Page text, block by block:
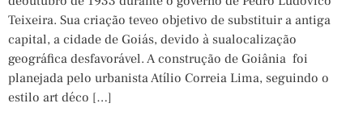
Teixeira. Sua criação teveo objetivo de substituir a antiga
capital, a cidade de Goiás, devido à sualocalização
geográfica desfavorável. A construção de Goiânia foi
planejada pelo urbanista Atílio Correia Lima, seguindo o
estilo art déco […]